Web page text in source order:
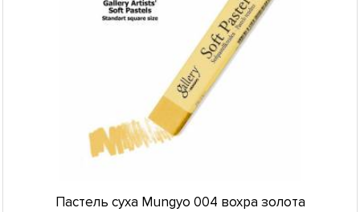
Пастель суха Mungyo 004 вохра золота